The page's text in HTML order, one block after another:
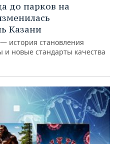
до парков на
Казани
история становления
и новые стандарты качества